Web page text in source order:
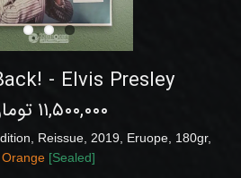
- Elvis Presley
۱۱,۵۰۰,۰۰۰ تومان
Reissue , 2019, Eruope, 180gr,
Orange [Sealed]